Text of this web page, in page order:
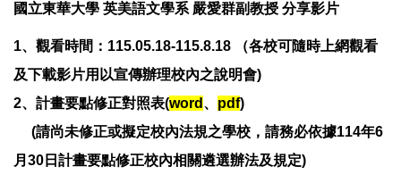
國立東華大學 英美語文學系 嚴愛群副教授 分享影片
1、觀看時間：115.05.18-115.8.18
（各校可隨時上網觀看
及下載影片用以宣傳辦理校內之說明會)
2、計畫要點修正對照表(word 、 pdf)
(請尚未修正或擬定校內法規之學校，請務必依據114年6
月30日計畫要點修正校內相關遴選辦法及規定)